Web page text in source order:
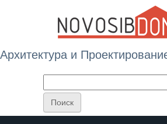
Архитектура и